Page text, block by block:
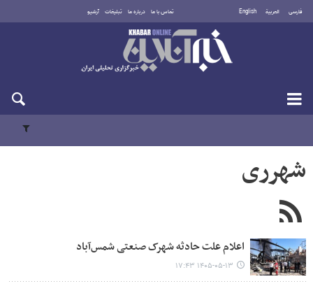
فارسی العربية English تماس با ما درباره ما تبلیغات آرشیو
پنجشنبه ۱۵ مرداد ۱۴۰۵
شهرری
اعلام علت حادثه شهرک صنعتی شمس‌آباد
۱۴۰۵-۰۵-۱۳ ۱۷:۴۳